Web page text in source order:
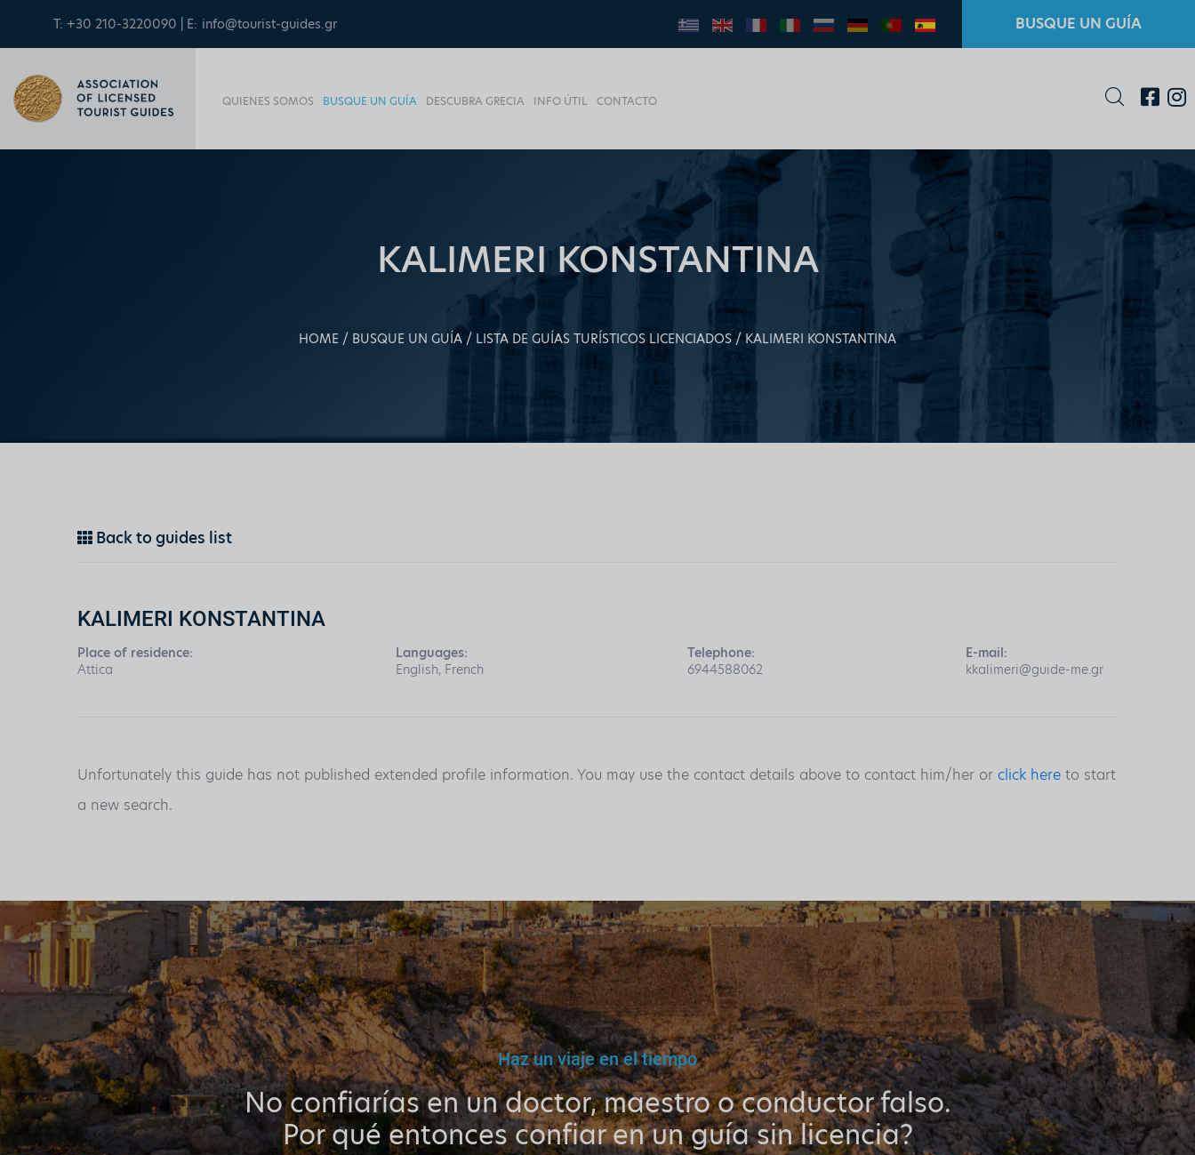
T: +30 210-3220090 | E: info@tourist-guides.gr BUSQUE UN GUÍA
QUIENES SOMOS BUSQUE UN GUÍA DESCUBRA GRECIA INFO ÚTIL CONTACTO
KALIMERI KONSTANTINA
HOME BUSQUE UN GUÍA LISTA DE GUÍAS TURÍSTICOS LICENCIADOS KALIMERI KONSTANTINA
Back to guides list
KALIMERI KONSTANTINA
Place of residence:
Attica
Languages:
English, French
Telephone:
6944588062
E-mail:
kkalimeri@guide-me.gr
Unfortunately this guide has not published extended profile information. You may use the contact details above to contact him/her or click here to start
a new search.
Haz un viaje en el tiempo
No confiarías en un doctor, maestro o conductor falso.
Por qué entonces confiar en un guía sin licencia?